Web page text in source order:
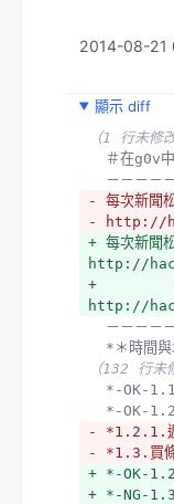
2014-08-21
顯示 diff
（1 行未修改
＃在g0v
－－－
- 每次新聞
- http://
+ 每次新聞
http://
+ 　　　　
http://
－－－
*＊時間
（132 行未
*-OK-
*-OK-
- *1.2.1.週
- *1.3.買條
+ *-OK-
+ *-NG-1.3.